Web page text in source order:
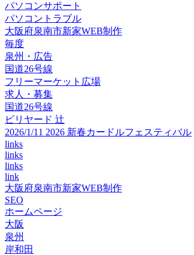
パソコンサポート
パソコントラブル
大阪府泉南市新家WEB制作
毎度
泉州・広告
国道26号線
フリーマーケット広場
求人・募集
国道26号線
ビリヤード 辻
2026/1/11 2026 新春カードルフェスティバル
links
links
links
link
大阪府泉南市新家WEB制作
SEO
ホームページ
大阪
泉州
岸和田